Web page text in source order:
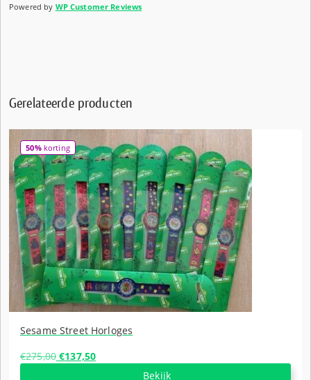
Powered by WP Customer Reviews
Gerelateerde producten
50%korting
Sesame Street Horloges
€275,00 Oorspronkelijke
€137,50Huidige
Bekijk